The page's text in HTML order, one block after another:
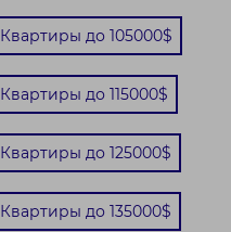
Квартиры до 105000$
Квартиры до 115000$
Квартиры до 125000$
Квартиры до 135000$